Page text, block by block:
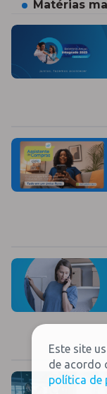
Matérias
Este site
de acordo
política de